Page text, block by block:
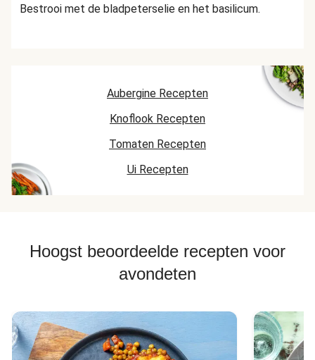
Bestrooi met de bladpeterselie en het basilicum.
Aubergine Recepten
Knoflook Recepten
Tomaten Recepten
Ui Recepten
Hoogst beoordeelde recepten voor
avondeten